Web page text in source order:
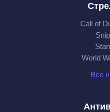
Call of
World
Все